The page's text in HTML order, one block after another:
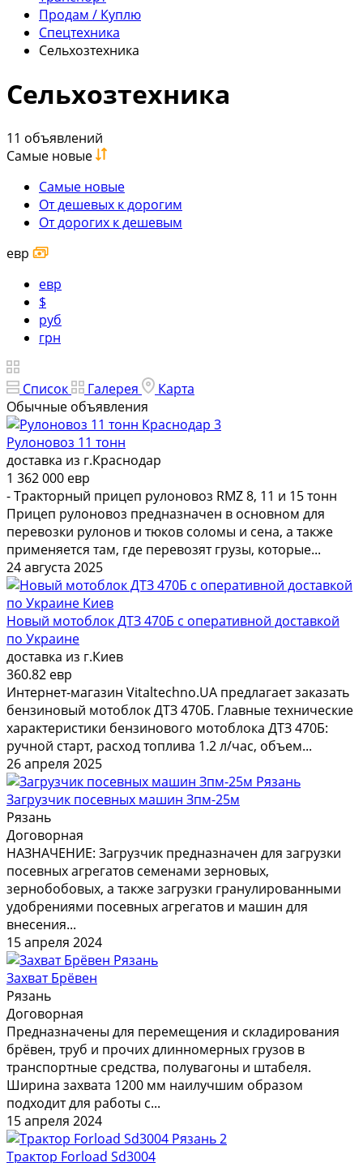
Продам / Куплю
Спецтехника
Сельхозтехника
Сельхозтехника
11 объявлений
Самые новые
Самые новые
От дешевых к дорогим
От дорогих к дешевым
евр
евр
$
руб
грн
Список Галерея
Карта
Обычные объявления
3
Рулоновоз 11 тонн
доставка из г.Краснодар
1 362 000 евр
- Тракторный прицеп рулоновоз RMZ 8, 11 и 15 тонн
Прицеп рулоновоз предназначен в основном для
перевозки рулонов и тюков соломы и сена, а также
применяется там, где перевозят грузы, которые...
24 августа 2025
Новый мотоблок ДТЗ 470Б с оперативной доставкой
по Украине
доставка из г.Киев
360.82 евр
Интернет-магазин Vitaltechno.UA предлагает заказать
бензиновый мотоблок ДТЗ 470Б. Главные технические
характеристики бензинового мотоблока ДТЗ 470Б:
ручной старт, расход топлива 1.2 л/час, объем...
26 апреля 2025
Загрузчик посевных машин Зпм-25м
Рязань
Договорная
НАЗНАЧЕНИЕ: Загрузчик предназначен для загрузки
посевных агрегатов семенами зерновых,
зернобобовых, а также загрузки гранулированными
удобрениями посевных агрегатов и машин для
внесения...
15 апреля 2024
Захват Брёвен
Рязань
Договорная
Предназначены для перемещения и складирования
брёвен, труб и прочих длинномерных грузов в
транспортные средства, полувагоны и штабеля.
Ширина захвата 1200 мм наилучшим образом
подходит для работы с...
15 апреля 2024
2
Трактор Forload Sd3004